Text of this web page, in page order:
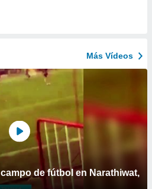
Más Vídeos
de fútbol en Narathiwat,